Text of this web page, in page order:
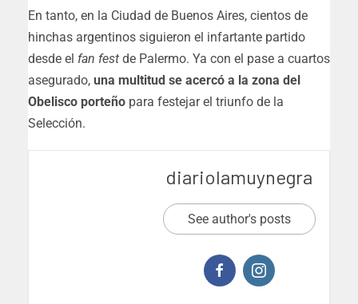
En tanto, en la Ciudad de Buenos Aires, cientos de
hinchas argentinos siguieron el infartante partido
desde el fan fest de Palermo. Ya con el pase a cuartos
asegurado, una multitud se acercó a la zona del
Obelisco porteño para festejar el triunfo de la
Selección.
diariolamuynegra
See author's posts